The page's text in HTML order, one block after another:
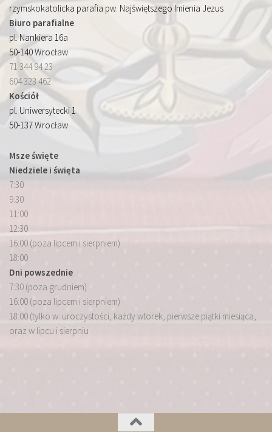
rzymskokatolicka parafia pw. Najświętszego Imienia Jezus
Biuro parafialne
pl. Nankiera 16a
50-140 Wrocław
71 344 94 23
604 323 462
Kościół
pl. Uniwersytecki 1
50-137 Wrocław
Msze święte
Niedziele i święta
7:30
9:30
11:00
12:30
16:00 (poza lipcem i sierpniem)
18:00
Dni powszednie
7:30 (poza grudniem)
16:00 (poza lipcem i sierpniem)
18:00 (tylko w: uroczystości, każdy wtorek, pierwsze piątki miesiąca,
oraz w lipcu i sierpniu